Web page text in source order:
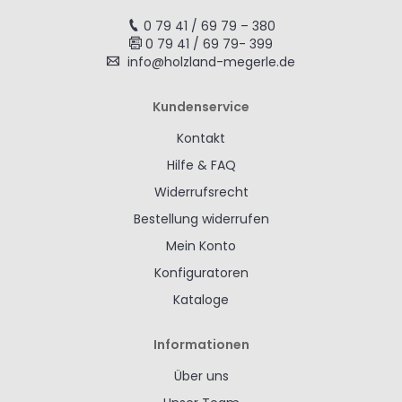
0 79 41 / 69 79 – 380
0 79 41 / 69 79- 399
info@holzland-megerle.de
Kundenservice
Kontakt
Hilfe & FAQ
Widerrufsrecht
Bestellung widerrufen
Mein Konto
Konfiguratoren
Kataloge
Informationen
Über uns